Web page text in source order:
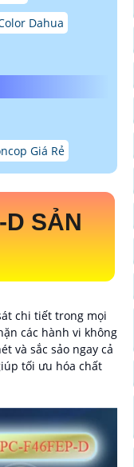
Dahua
Giá Rẻ
D SẢN
chi tiết trong mọi
các hành vi không
và sắc sảo ngay cả
tối ưu hóa chất